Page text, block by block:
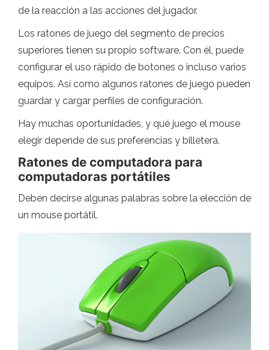
de la reacción a las acciones del jugador.
Los ratones de juego del segmento de precios
superiores tienen su propio software. Con él, puede
configurar el uso rápido de botones o incluso varios
equipos. Así como algunos ratones de juego pueden
guardar y cargar perfiles de configuración.
Hay muchas oportunidades, y qué juego el mouse
elegir depende de sus preferencias y billetera.
Ratones de computadora para
computadoras portátiles
Deben decirse algunas palabras sobre la elección de
un mouse portátil.